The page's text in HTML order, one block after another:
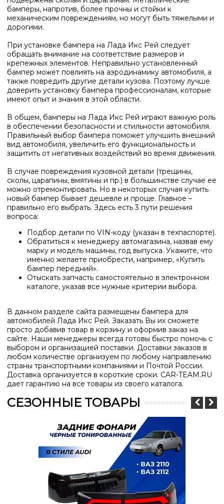
бамперы, напротив, более прочны и стойки к
механическим повреждениям, но могут быть тяжелыми и
дорогими.
При установке бампера на Лада Икс Рей следует
обращать внимание на соответствие размеров и
крепежных элементов. Неправильно установленный
бампер может повлиять на аэродинамику автомобиля, а
также повредить другие детали кузова. Поэтому лучше
доверить установку бампера профессионалам, которые
имеют опыт и знания в этой области.
В общем, бамперы на Лада Икс Рей играют важную роль
в обеспечении безопасности и стильности автомобиля.
Правильный выбор бампера поможет улучшить внешний
вид автомобиля, увеличить его функциональность и
защитить от негативных воздействий во время движения.
В случае повреждения кузовной детали (трещины,
сколы, царапины, вмятины и пр.) в большинстве случае ее
можно отремонтировать. Но в некоторых случая купить
новый бампер бывает дешевле и проще. Главное –
правильно его выбрать. Здесь есть 3 пути решения
вопроса:
Подбор детали по VIN-коду (указан в техпаспорте).
Обратиться к менеджеру автомагазина, назвав ему
марку и модель машины, год выпуска. Укажите, что
именно желаете приобрести, например, «Купить
бампер передний».
Отыскать запчасть самостоятельно в электронном
каталоге, указав все нужные критерии выбора.
В данном разделе сайта размещены бампера для
автомобилей Лада Икс Рей. Заказать Вы их сможете
просто добавив товар в корзину и оформив заказ на
сайте. Наши менеджеры всегда готовы быстро помочь с
выбором и организацией поставки. Доставки заказов в
любом количестве организуем по любому направлению
страны транспортными компаниями и Почтой России.
Доставка организуется в короткие сроки. CAR-TEAM.RU
дает гарантию на все товары из своего каталога.
СЕЗОННЫЕ ТОВАРЫ